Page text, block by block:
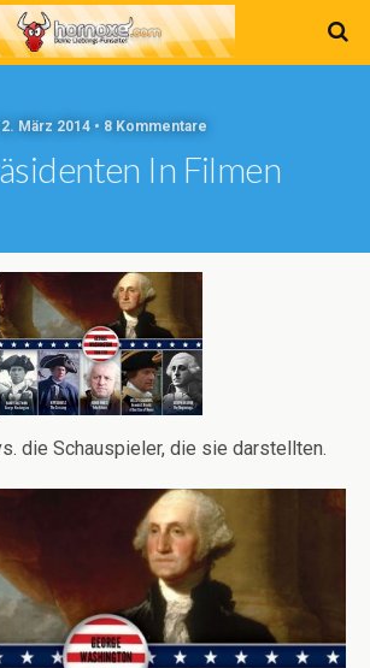
März 2014 • 8 Kommentare
In Filmen
die Schauspieler, die sie darstellten.